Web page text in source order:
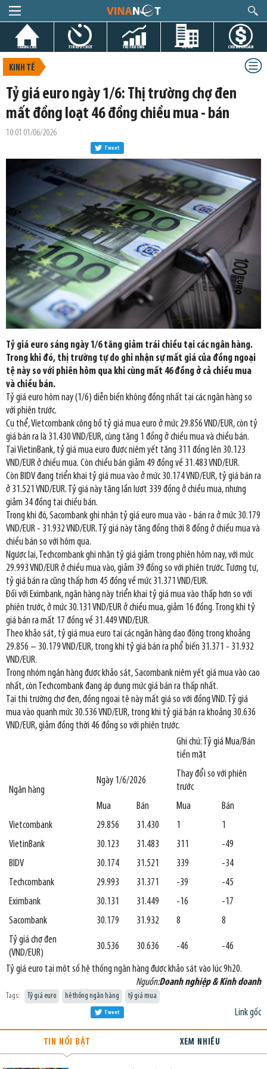
TRANG CHỦ TIN GIỜ CHÓT THỊ TRƯỜNG DỰ ÁN CHỨNG KHOÁN
KINH TẾ
Tỷ giá euro ngày 1/6: Thị trường chợ đen
mất đồng loạt 46 đồng chiều mua - bán
10:01 01/06/2026
Tweet
Tỷ giá euro sáng ngày 1/6 tăng giảm trái chiều tại các ngân hàng.
Trong khi đó, thị trường tự do ghi nhận sự mất giá của đồng ngoại
tệ này so với phiên hôm qua khi cùng mất 46 đồng ở cả chiều mua
và chiều bán.
Tỷ giá euro hôm nay (1/6) diễn biến không đồng nhất tại các ngân hàng so
với phiên trước.
Cụ thể, Vietcombank công bố tỷ giá mua euro ở mức 29.856 VND/EUR, còn tỷ
giá bán ra là 31.430 VND/EUR, cùng tăng 1 đồng ở chiều mua và chiều bán.
Tại VietinBank, tỷ giá mua euro được niêm yết tăng 311 đồng lên 30.123
VND/EUR ở chiều mua. Còn chiều bán giảm 49 đồng về 31.483 VND/EUR.
Còn BIDV đang triển khai tỷ giá mua vào ở mức 30.174 VND/EUR, tỷ giá bán ra
ở 31.521 VND/EUR. Tỷ giá này tăng lần lượt 339 đồng ở chiều mua, nhưng
giảm 34 đồng tại chiều bán.
Trong khi đó, Sacombank ghi nhận tỷ giá euro mua vào - bán ra ở mức 30.179
VND/EUR - 31.932 VND/EUR. Tỷ giá này tăng đồng thời 8 đồng ở chiều mua và
chiều bán so với hôm qua.
Ngược lại, Techcombank ghi nhận tỷ giá giảm trong phiên hôm nay, với mức
29.993 VND/EUR ở chiều mua vào, giảm 39 đồng so với phiên trước. Tương tự,
tỷ giá bán ra cũng thấp hơn 45 đồng về mức 31.371 VND/EUR.
Đối với Eximbank, ngân hàng này triển khai tỷ giá mua vào thấp hơn so với
phiên trước, ở mức 30.131 VND/EUR ở chiều mua, giảm 16 đồng. Trong khi tỷ
giá bán ra mất 17 đồng về 31.449 VND/EUR.
Theo khảo sát, tỷ giá mua euro tại các ngân hàng dao động trong khoảng
29.856 – 30.179 VND/EUR, trong khi tỷ giá bán ra phổ biến 31.371 - 31.932
VND/EUR.
Trong nhóm ngân hàng được khảo sát, Sacombank niêm yết giá mua vào cao
nhất, còn Techcombank đang áp dụng mức giá bán ra thấp nhất.
Tại thị trường chợ đen, đồng ngoại tệ này mất giá so với đồng VND. Tỷ giá
mua vào quanh mức 30.536 VND/EUR, trong khi tỷ giá bán ra khoảng 30.636
VND/EUR, giảm đồng thời 46 đồng so với phiên trước.
Ghi chú: Tỷ giá Mua/Bán
tiền mặt
Ngân hàng
Ngày 1/6/2026
Thay đổi so với phiên
trước
Mua
Bán Mua
Bán
Vietcombank
29.856 31.430 1
1
VietinBank
30.123 31.483 311
-49
BIDV
30.174 31.521 339
-34
Techcombank
29.993 31.371 -39
-45
Eximbank
30.131 31.449 -16
-17
Sacombank
30.179 31.932 8
8
Tỷ giá chợ đen
(VND/EUR)
30.536 30.636 -46 -46
Tỷ giá euro tại một số hệ thống ngân hàng được khảo sát vào lúc 9h20.
Nguồn:Doanh nghiệp & Kinh doanh
Tags: Tỷ giá euro hệ thống ngân hàng tỷ giá mua
Link gốc
Tweet
TIN NỔI BẬT XEM NHIỀU